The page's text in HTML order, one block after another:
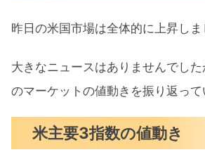
S&P500ヒートマップ
セクター別パフォーマン
S&P500チャート分析
米国市場のトピックス
住宅価格指数が過去最高
昨日の米国市場は全体的に上昇しま
大きなニュースはありませんでし
のマーケットの値動きを振り返って
米主要3指数の値動き